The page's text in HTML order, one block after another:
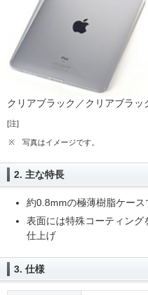
クリアブラック／クリアブラッ
[注]
※ 写真はイメージです。
2. 主な特長
約0.8mmの極薄樹脂ケー
表面には特殊コーティン
仕上げ
3. 仕様